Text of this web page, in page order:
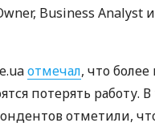
Business Analyst
отмечал, что
потерять работу.
отметили,